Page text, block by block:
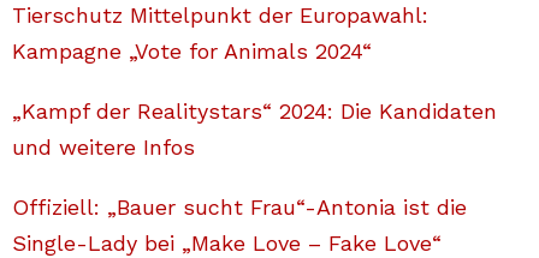
Tierschutz Mittelpunkt der Europawahl:
Kampagne „Vote for Animals 2024“
„Kampf der Realitystars“ 2024: Die Kandidaten
und weitere Infos
Offiziell: „Bauer sucht Frau“-Antonia ist die
Single-Lady bei „Make Love – Fake Love“